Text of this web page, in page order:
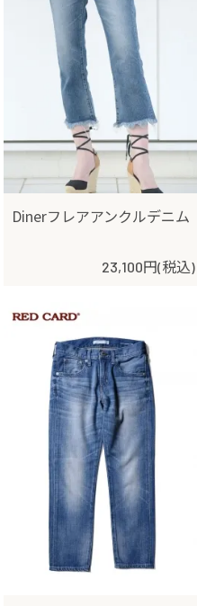
Dinerフレアアンクルデニム
23,100円(税込)